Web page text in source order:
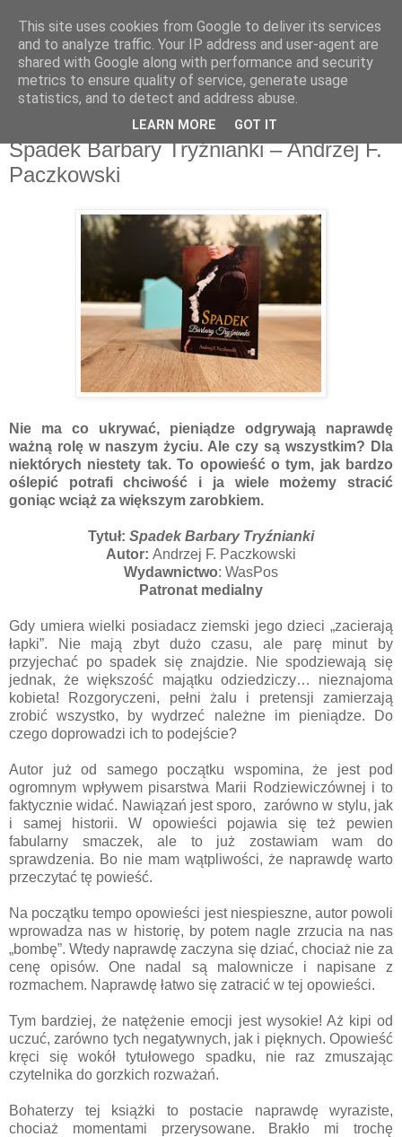
Recenzje na widelcu
Portal kulturalny - książki, recenzje, inspiracje, konkursy.
niedziela, 23 lutego 2020
Spadek Barbary Tryźnianki – Andrzej F.
Paczkowski
Nie ma co ukrywać, pieniądze odgrywają naprawdę
ważną rolę w naszym życiu. Ale czy są wszystkim? Dla
niektórych niestety tak. To opowieść o tym, jak bardzo
oślepić potrafi chciwość i ja wiele możemy stracić
goniąc wciąż za większym zarobkiem.
Tytuł: Spadek Barbary Tryźnianki
Autor: Andrzej F. Paczkowski
Wydawnictwo: WasPos
Patronat medialny
Gdy umiera wielki posiadacz ziemski jego dzieci „zacierają
łapki”. Nie mają zbyt dużo czasu, ale parę minut by
przyjechać po spadek się znajdzie. Nie spodziewają się
jednak, że większość majątku odziedziczy… nieznajoma
kobieta! Rozgoryczeni, pełni żalu i pretensji zamierzają
zrobić wszystko, by wydrzeć należne im pieniądze. Do
czego doprowadzi ich to podejście?
Autor już od samego początku wspomina, że jest pod
ogromnym wpływem pisarstwa Marii Rodziewiczównej i to
faktycznie widać. Nawiązań jest sporo, zarówno w stylu, jak
i samej historii. W opowieści pojawia się też pewien
fabularny smaczek, ale to już zostawiam wam do
sprawdzenia. Bo nie mam wątpliwości, że naprawdę warto
przeczytać tę powieść.
Na początku tempo opowieści jest niespieszne, autor powoli
wprowadza nas w historię, by potem nagle zrzucia na nas
„bombę”. Wtedy naprawdę zaczyna się dziać, chociaż nie za
cenę opisów. One nadal są malownicze i napisane z
rozmachem. Naprawdę łatwo się zatracić w tej opowieści.
Tym bardziej, że natężenie emocji jest wysokie! Aż kipi od
uczuć, zarówno tych negatywnych, jak i pięknych. Opowieść
kręci się wokół tytułowego spadku, nie raz zmuszając
czytelnika do gorzkich rozważań.
Bohaterzy tej książki to postacie naprawdę wyraziste,
chociaż momentami przerysowane. Brakło mi trochę
This site uses cookies from Google to deliver its services
and to analyze traffic. Your IP address and user-agent are
shared with Google along with performance and security
metrics to ensure quality of service, generate usage
statistics, and to detect and address abuse.
LEARN MORE GOT IT